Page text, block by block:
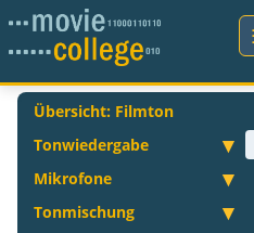
Übersicht: Filmton
Tonwiedergabe
Mikrofone
Tonmischung